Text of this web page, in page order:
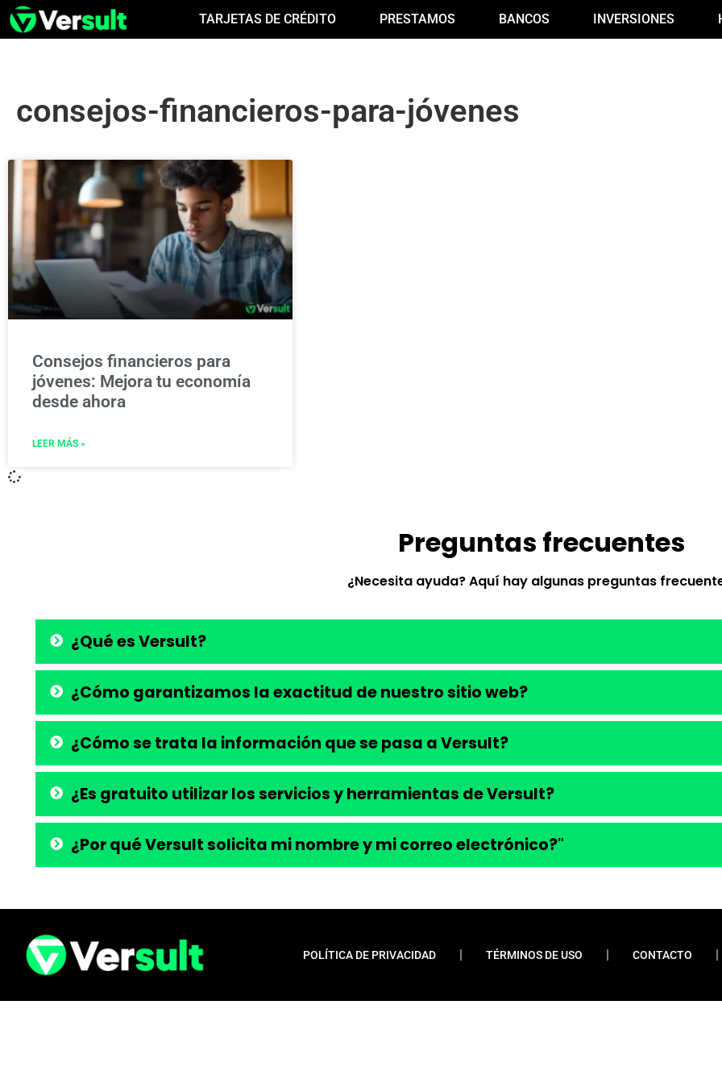
TARJETAS DE CRÉDITO PRESTAMOS BANCOS INVERSIONES
consejos-financieros-para-jóvenes
Consejos financieros para
jóvenes: Mejora tu economía
desde ahora
LEER MÁS »
Preguntas frecuentes
¿Necesita ayuda? Aquí hay algunas preguntas
¿Qué es Versult?
¿Cómo garantizamos la exactitud de nuestro sitio web?
¿Cómo se trata la información que se pasa a Versult?
¿Es gratuito utilizar los servicios y herramientas de Versult?
¿Por qué Versult solicita mi nombre y mi correo electrónico?"
POLÍTICA DE PRIVACIDAD TÉRMINOS DE USO CONTACTO